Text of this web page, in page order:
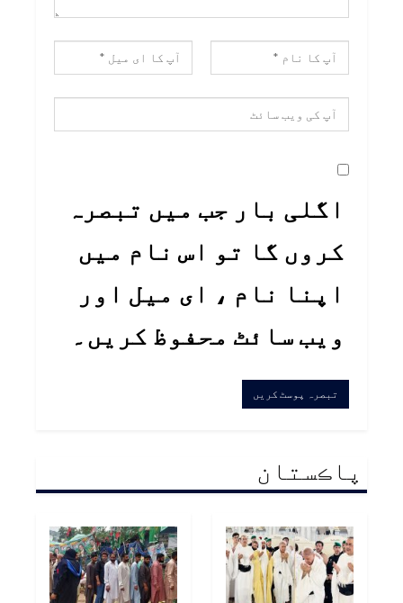
اگلی بار جب میں تبصرہ
کروں گا تو اس نام میں
اپنا نام ، ای میل اور
ویب سائٹ محفوظ کریں۔
پاڪستان